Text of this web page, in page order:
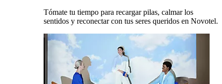
Tómate tu tiempo para recargar pilas, calmar los
sentidos y reconectar con tus seres queridos en Novotel.